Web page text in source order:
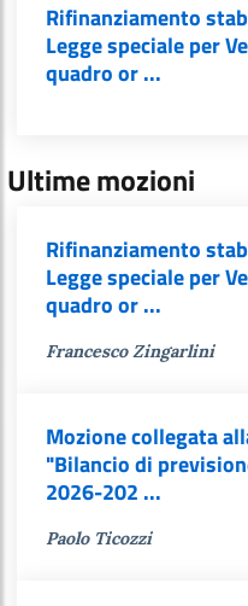
Rifinanziamento
Legge speciale per
quadro or ...
Ultime mozioni
Rifinanziamento
Legge speciale per
quadro or ...
Francesco Zingarlini
Mozione collegata
"Bilancio di
2026-202 ...
Paolo Ticozzi